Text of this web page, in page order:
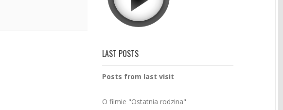
LAST POSTS
Posts from last visit
O filmie "Ostatnia rodzina"